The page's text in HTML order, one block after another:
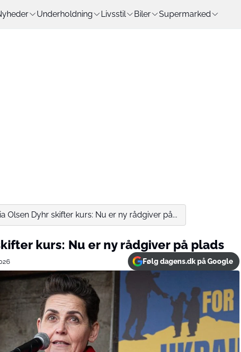
Underholdning Livsstil Biler Supermarked
Olsen Dyhr skifter kurs: Nu er ny rådgiver på...
kurs: Nu er ny rådgiver på plads
Følg dagens.dk på Google